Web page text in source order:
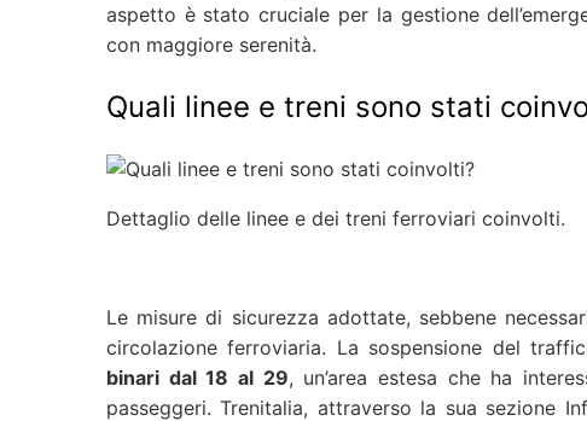
aspetto è stato cruciale per la gestione
con maggiore serenità.
Quali linee e treni sono stati
Dettaglio delle linee e dei treni ferroviari coinvolti.
Le misure di sicurezza adottate, sebbene
circolazione ferroviaria. La sospensione del
binari dal 18 al 29, un’area estesa che ha
passeggeri. Trenitalia, attraverso la sua sezione